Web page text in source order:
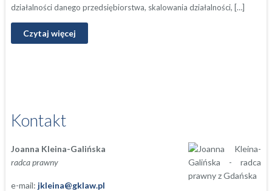
działalności danego przedsiębiorstwa, skalowania działalności, […]
Czytaj więcej
Kontakt
Joanna Kleina-Galińska
radca prawny
e-mail: jkleina@gklaw.pl